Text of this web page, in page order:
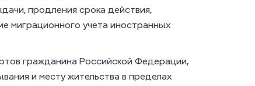
продления срока действия,
миграционного учета иностранных
гражданина Российской Федерации,
и месту жительства в пределах